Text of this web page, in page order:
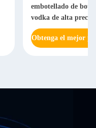
embotellado de
vodka de alta
Obtenga el mejor